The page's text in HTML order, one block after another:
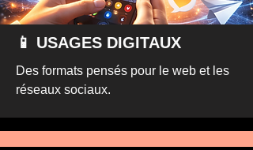
📱 USAGES DIGITAUX
Des formats pensés pour le web et les
réseaux sociaux.